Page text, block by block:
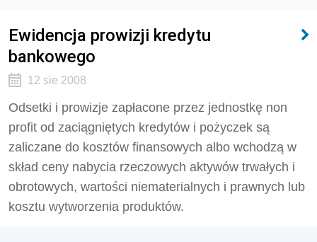
Ewidencja prowizji kredytu
bankowego
12 sie 2008
Odsetki i prowizje zapłacone przez jednostkę non
profit od zaciągniętych kredytów i pożyczek są
zaliczane do kosztów finansowych albo wchodzą w
skład ceny nabycia rzeczowych aktywów trwałych i
obrotowych, wartości niematerialnych i prawnych lub
kosztu wytworzenia produktów.